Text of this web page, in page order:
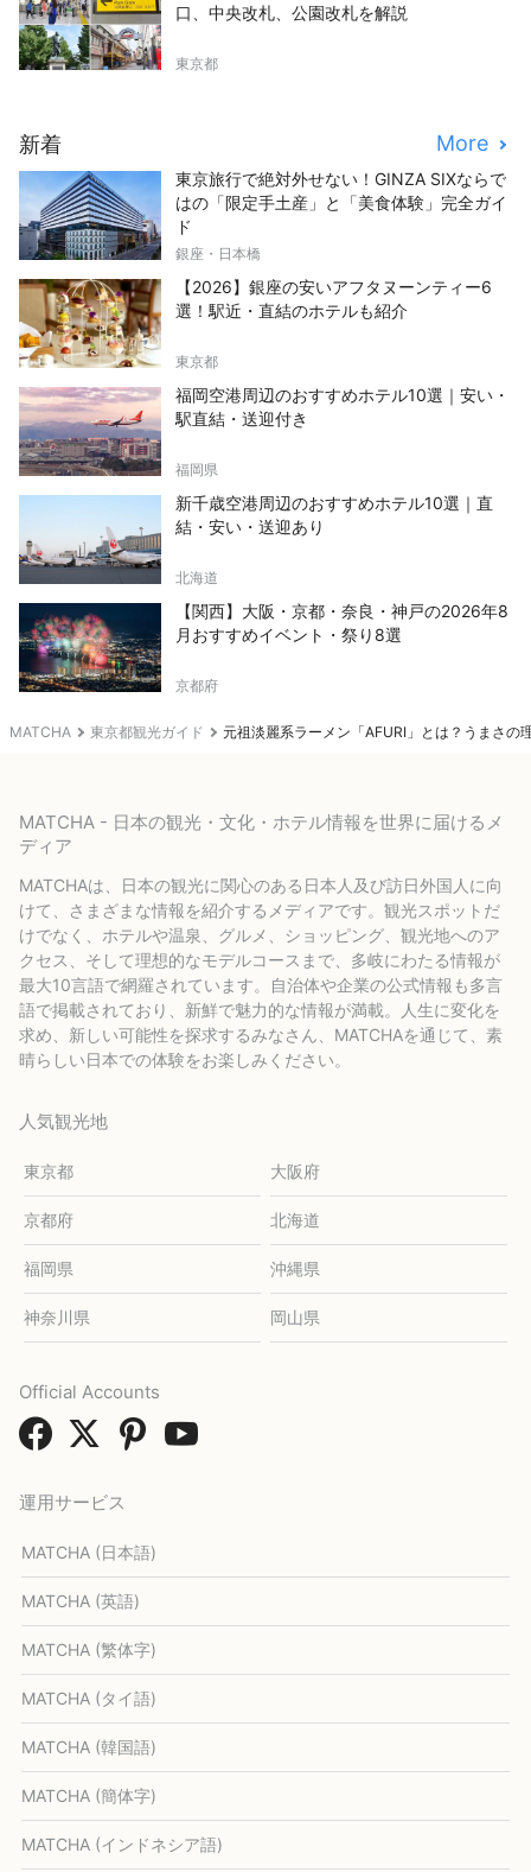
MATCHA 東京都観光ガイド 元祖淡麗系ラーメン「AFURI」とは？うまさの
口、中央改札、公園改札を解説
東京都
新着 More
東京旅行で絶対外せない！GINZA SIXならで
はの「限定手土産」と「美食体験」完全ガイ
ド
銀座・日本橋
【2026】銀座の安いアフタヌーンティー6
選！駅近・直結のホテルも紹介
東京都
福岡空港周辺のおすすめホテル10選｜安い・
駅直結・送迎付き
福岡県
新千歳空港周辺のおすすめホテル10選｜直
結・安い・送迎あり
北海道
【関西】大阪・京都・奈良・神戸の2026年8
月おすすめイベント・祭り8選
京都府
MATCHA - 日本の観光・文化・ホテル情報を世界に届けるメ
ディア
MATCHAは、日本の観光に関心のある日本人及び訪日外国人に向
けて、さまざまな情報を紹介するメディアです。観光スポットだ
けでなく、ホテルや温泉、グルメ、ショッピング、観光地へのア
クセス、そして理想的なモデルコースまで、多岐にわたる情報が
最大10言語で網羅されています。自治体や企業の公式情報も多言
語で掲載されており、新鮮で魅力的な情報が満載。人生に変化を
求め、新しい可能性を探求するみなさん、MATCHAを通じて、素
晴らしい日本での体験をお楽しみください。
人気観光地
東京都 大阪府
京都府 北海道
福岡県 沖縄県
神奈川県 岡山県
運用サービス
MATCHA (日本語)
MATCHA (英語)
MATCHA (繁体字)
MATCHA (タイ語)
MATCHA (韓国語)
MATCHA (簡体字)
MATCHA (インドネシア語)
Official Accounts